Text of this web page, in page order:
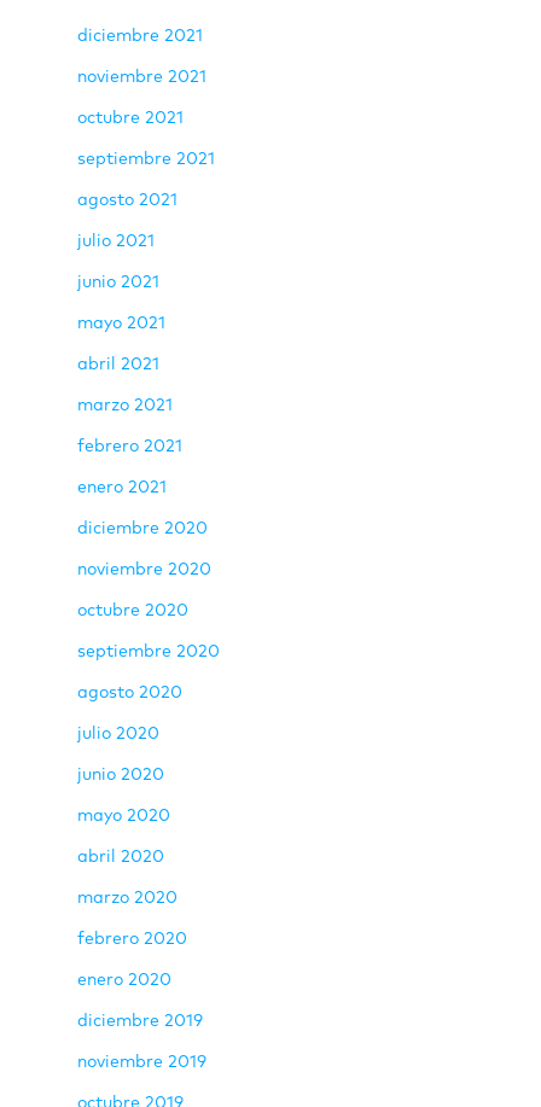
diciembre 2021
noviembre 2021
octubre 2021
septiembre 2021
agosto 2021
julio 2021
junio 2021
mayo 2021
abril 2021
marzo 2021
febrero 2021
enero 2021
diciembre 2020
noviembre 2020
octubre 2020
septiembre 2020
agosto 2020
julio 2020
junio 2020
mayo 2020
abril 2020
marzo 2020
febrero 2020
enero 2020
diciembre 2019
noviembre 2019
octubre 2019